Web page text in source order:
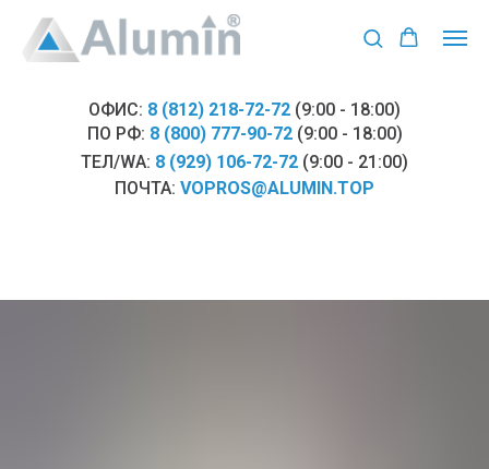
ОФИС: 8 (812) 218-72-72 (9:00 - 18:00)
ПО РФ: 8 (800) 777-90-72 (9:00 - 18:00)
ТЕЛ/WA: 8 (929) 106-72-72 (9:00 - 21:00)
ПОЧТА: VOPROS@ALUMIN.TOP